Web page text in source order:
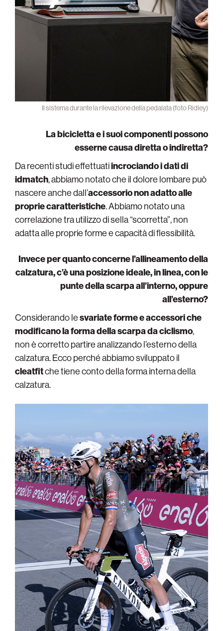
Il sistema durante la rilevazione della pedalata (foto Ridley)
La bicicletta e i suoi componenti possono
esserne causa diretta o indiretta?
Da recenti studi effettuatiincrociando i dati di
idmatch, abbiamo notato che il dolore lombare può
nascere anche dall’accessorio non adatto alle
proprie caratteristiche. Abbiamo notato una
correlazione tra utilizzo di sella “scorretta”, non
adatta alle proprie forme e capacità di flessibilità.
Invece per quanto concerne l’allineamento della
calzatura, c’è una posizione ideale, in linea, con le
punte della scarpa all’interno, oppure
all’esterno?
Considerando lesvariate forme e accessori che
modificano la forma della scarpa da ciclismo,
non è corretto partire analizzando l’esterno della
calzatura. Ecco perché abbiamo sviluppato il
cleatfitche tiene conto della forma interna della
calzatura.